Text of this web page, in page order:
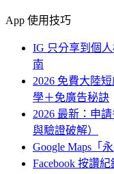
App 使用技巧
IG 只分享到個
南
2026 免費大陸
學＋免廣告秘訣
2026 最新：申
與驗證破解）
Google Maps「
Facebook 按讚